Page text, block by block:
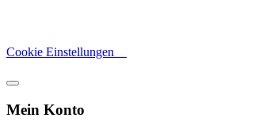
Cookie Einstellungen
Mein Konto